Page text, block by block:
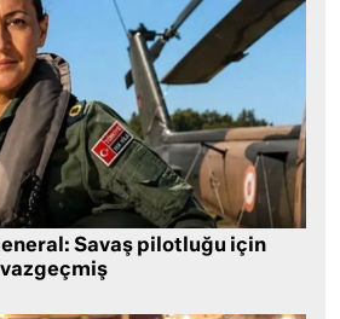
Savaş pilotluğu için